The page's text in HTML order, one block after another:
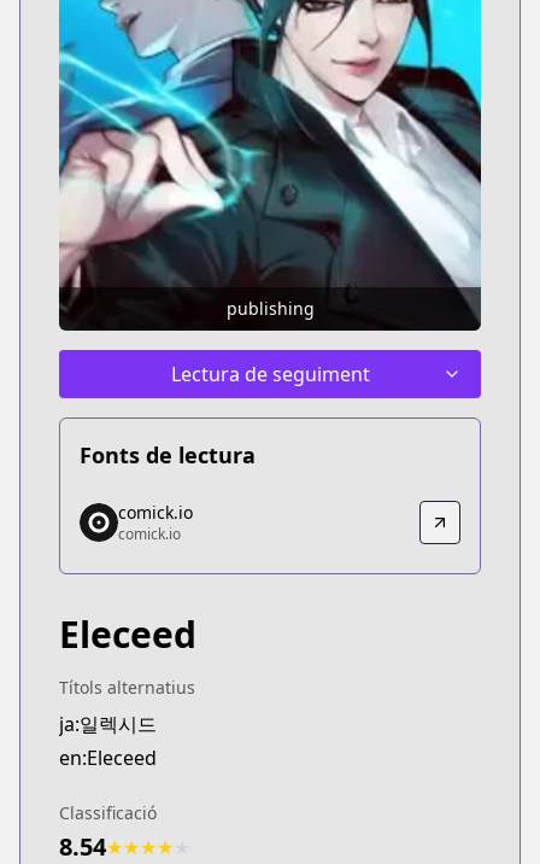
publishing
Lectura de seguiment
Fonts de lectura
comick.io
comick.io
comick.io
comick.io
Eleceed
Títols alternatius
ja:일렉시드
en:Eleceed
Classificació
8.54★★★★